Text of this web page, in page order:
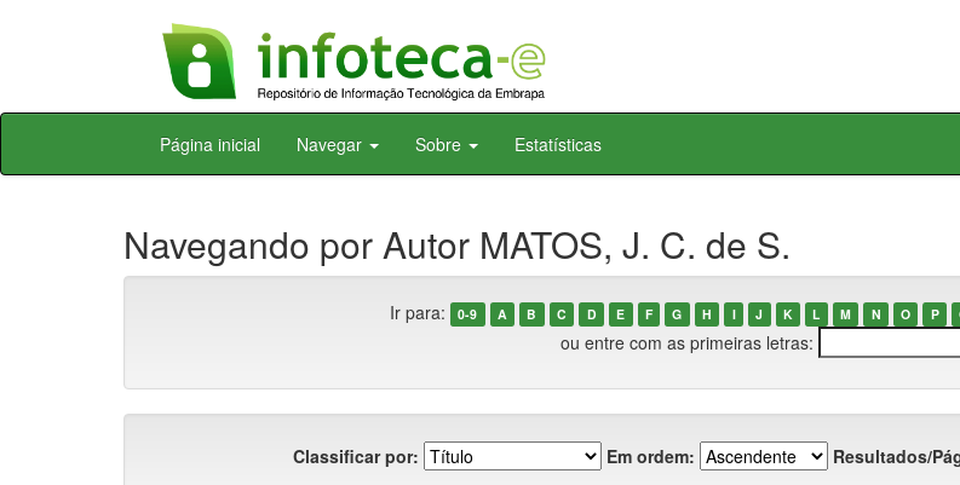
Skip
Página inicial Navegar Sobre Estatísticas
Navegando por Autor MATOS, J. C. de S.
Ir para: 0-9 A B C D E F G H I J K L M N O P
ou entre com as primeiras letras:
Classificar por: Em ordem: Resultados/